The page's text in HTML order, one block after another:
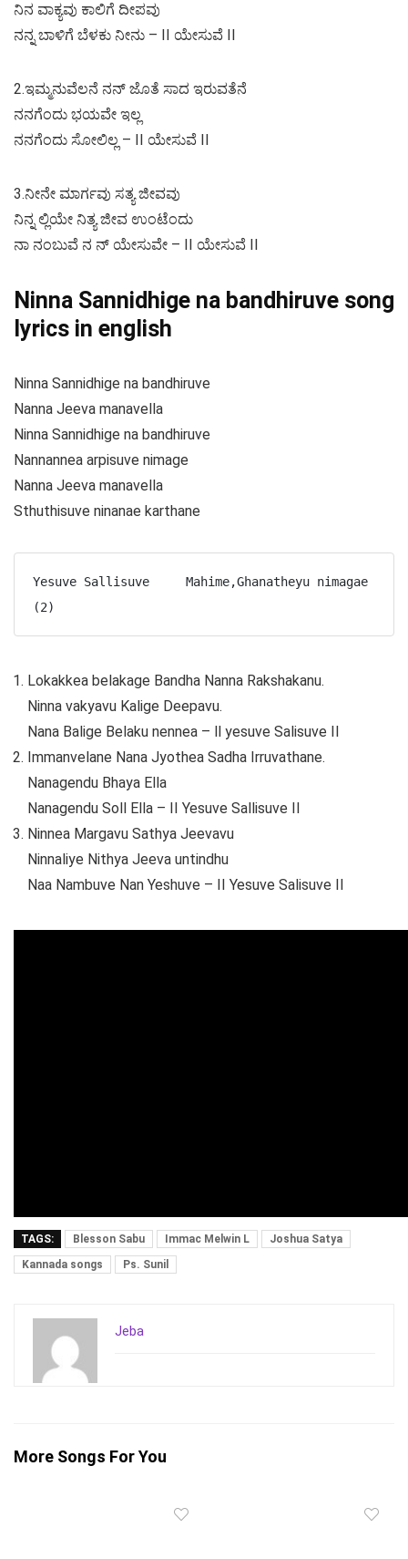
ನಿನ ವಾಕ್ಯವು ಕಾಲಿಗೆ ದೀಪವು
ನನ್ನ ಬಾಳಿಗೆ ಬೆಳಕು ನೀನು – II ಯೇಸುವೆ II
2.ಇಮ್ಮನುವೆಲನೆ ನನ್ ಜೊತೆ ಸಾದ ಇರುವತೆನೆ
ನನಗೆಂದು ಭಯವೇ ಇಲ್ಲ
ನನಗೆಂದು ಸೋಲಿಲ್ಲ – II ಯೇಸುವೆ II
3.ನೀನೇ ಮಾರ್ಗವು ಸತ್ಯ ಜೀವವು
ನಿನ್ನ ಲ್ಲಿಯೇ ನಿತ್ಯ ಜೀವ ಉಂಟೆಂದು
ನಾ ನಂಬುವೆ ನ ನ್ ಯೇಸುವೇ – II ಯೇಸುವೆ II
Ninna Sannidhige na bandhiruve song
lyrics in english
Ninna Sannidhige na bandhiruve
Nanna Jeeva manavella
Ninna Sannidhige na bandhiruve
Nannannea arpisuve nimage
Nanna Jeeva manavella
Sthuthisuve ninanae karthane
Yesuve Sallisuve     Mahime,Ghanatheyu nimagae
(2)
Lokakkea belakage Bandha Nanna Rakshakanu.
Ninna vakyavu Kalige Deepavu.
Nana Balige Belaku nennea – ll yesuve Salisuve II
Immanvelane Nana Jyothea Sadha Irruvathane.
Nanagendu Bhaya Ella
Nanagendu Soll Ella – II Yesuve Sallisuve II
Ninnea Margavu Sathya Jeevavu
Ninnaliye Nithya Jeeva untindhu
Naa Nambuve Nan Yeshuve – II Yesuve Salisuve II
TAGS: Blesson Sabu Immac Melwin L
Joshua Satya
Kannada songs
Ps. Sunil
Jeba
More Songs For You